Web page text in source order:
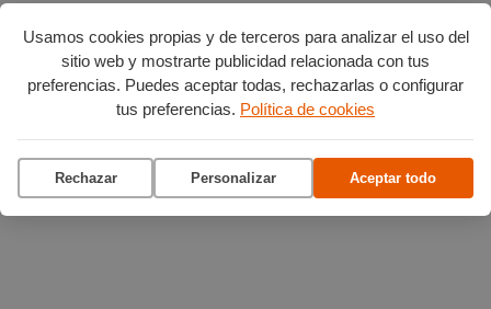
Usamos cookies propias y de terceros para analizar el uso del
sitio web y mostrarte publicidad relacionada con tus
preferencias. Puedes aceptar todas, rechazarlas o configurar
tus preferencias. Política de cookies
Rechazar Personalizar Aceptar todo